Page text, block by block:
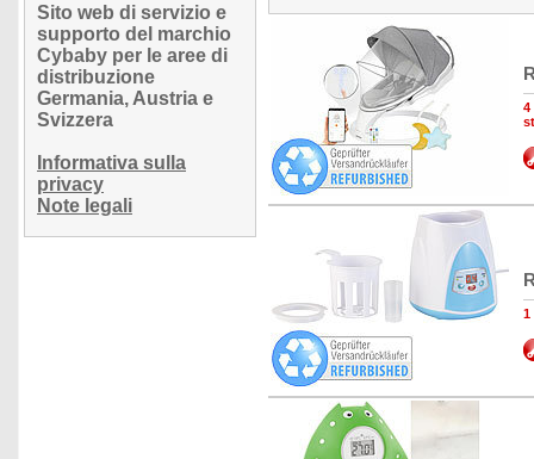
Sito web di servizio e
supporto del marchio
Cybaby per le aree di
distribuzione
Germania, Austria e
Svizzera
Informativa sulla
privacy
Note legali
4
1